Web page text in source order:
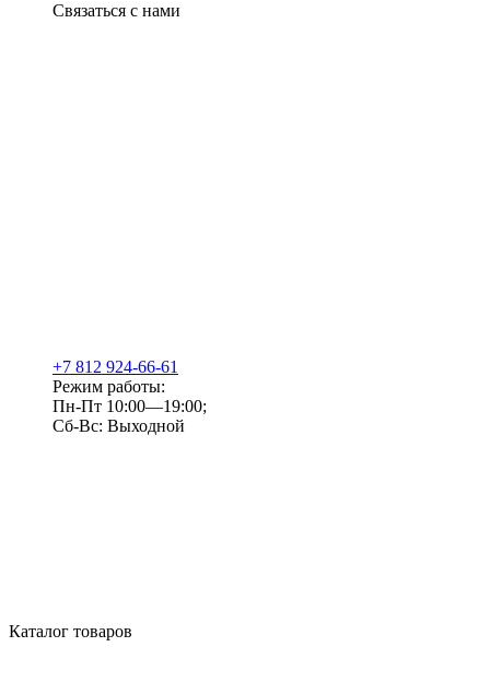
Связаться с нами
+7 812 924-66-61
Режим работы:
Пн-Пт 10:00—19:00;
Сб-Вс: Выходной
Каталог товаров